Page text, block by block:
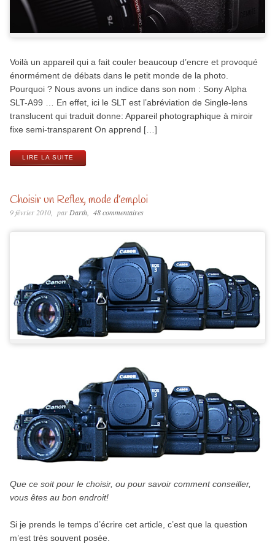
Voilà un appareil qui a fait couler beaucoup d’encre et provoqué
énormément de débats dans le petit monde de la photo.
Pourquoi ? Nous avons un indice dans son nom : Sony Alpha
SLT-A99 … En effet, ici le SLT est l’abréviation de Single-lens
translucent qui traduit donne: Appareil photographique à miroir
fixe semi-transparent On apprend […]
LIRE LA SUITE
Choisir un Reflex, mode d’emploi
9 février 2010 parDarth 48 commentaires
Que ce soit pour le choisir, ou pour savoir comment conseiller,
vous êtes au bon endroit!
Si je prends le temps d’écrire cet article, c’est que la question
m’est très souvent posée.